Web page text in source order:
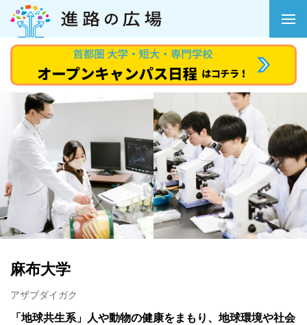
麻布大学
アザブダイガク
「地球共生系」人や動物の健康をまもり、地球環境や社会